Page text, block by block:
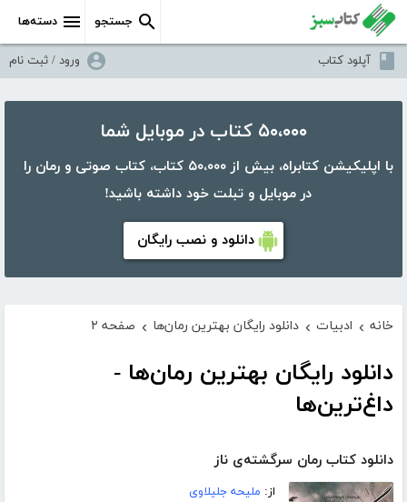
دسته‌ها جستجو
آپلود کتاب ورود / ثبت نام
۵۰،۰۰۰ کتاب در موبایل شما
با اپلیکیشن کتابراه، بیش از ۵۰،۰۰۰ کتاب، کتاب صوتی و رمان را
در موبایل و تبلت خود داشته باشید!
دانلود و نصب رایگان
خانه › ادبیات › دانلود رایگان بهترین رمان‌ها › صفحه ۲
دانلود رایگان بهترین رمان‌ها -
داغ‌ترین‌ها
دانلود کتاب رمان سرگشته‌ی ناز
از: ملیحه جلیلاوی